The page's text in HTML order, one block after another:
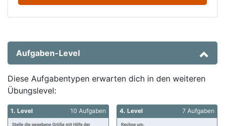
Aufgaben-Level
Diese Aufgabentypen erwarten dich in den weiteren
Übungslevel:
1. Level 10 Aufgaben 4. Level 7 Aufgaben